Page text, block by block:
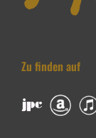
Zu finden auf